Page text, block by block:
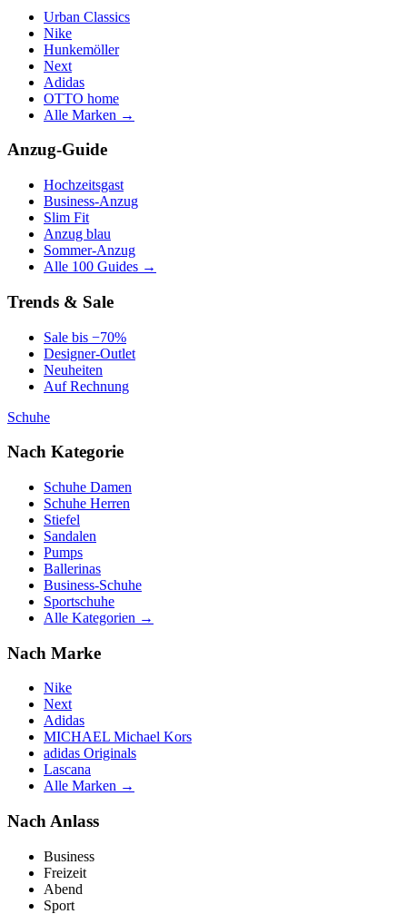
Urban Classics
Nike
Hunkemöller
Next
Adidas
OTTO home
Alle Marken →
Anzug-Guide
Hochzeitsgast
Business-Anzug
Slim Fit
Anzug blau
Sommer-Anzug
Alle 100 Guides →
Trends & Sale
Sale bis −70%
Designer-Outlet
Neuheiten
Auf Rechnung
Schuhe
Nach Kategorie
Schuhe Damen
Schuhe Herren
Stiefel
Sandalen
Pumps
Ballerinas
Business-Schuhe
Sportschuhe
Alle Kategorien →
Nach Marke
Nike
Next
Adidas
MICHAEL Michael Kors
adidas Originals
Lascana
Alle Marken →
Nach Anlass
Business
Freizeit
Abend
Sport